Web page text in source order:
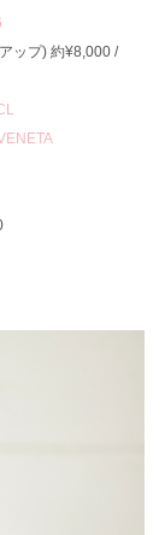
ップ) 約¥8,000 /